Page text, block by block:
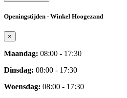
Openingstijden - Winkel Hoogezand
×
Maandag: 08:00 - 17:30
Dinsdag: 08:00 - 17:30
Woensdag: 08:00 - 17:30